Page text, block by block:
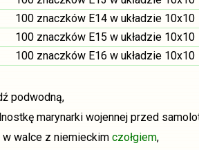
100 znaczków E14 w układzie 10x10
100 znaczków E15 w układzie 10x10
100 znaczków E16 w układzie 10x10
podwodną,
marynarki wojennej przed
w walce z niemieckim czołgiem,